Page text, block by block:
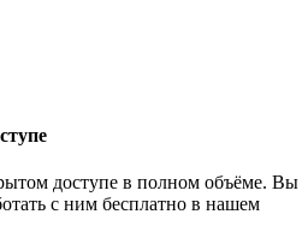
доступе в полном объёме. Вы
с ним бесплатно в нашем